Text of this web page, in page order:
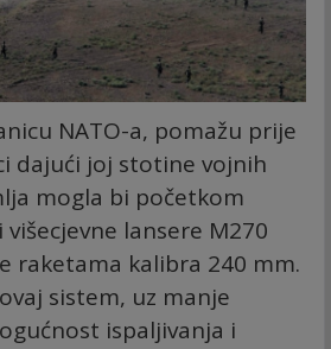
NATO-a, pomažu prije
dajući joj stotine vojnih
mogla bi početkom
lansere M270
raketama kalibra 240 mm.
sistem, uz manje
ispaljivanja i